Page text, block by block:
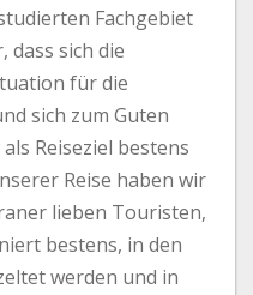
Fachgebiet
dass sich die
für die
sich zum Guten
Reiseziel bestens
Reise haben wir
lieben Touristen,
bestens, in den
werden und in